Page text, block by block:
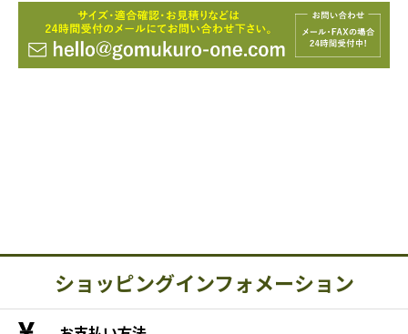
ショッピングインフォメーション